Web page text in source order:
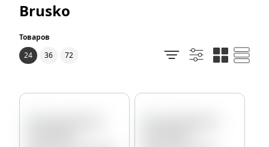
Brusko
Товаров
24
36 72